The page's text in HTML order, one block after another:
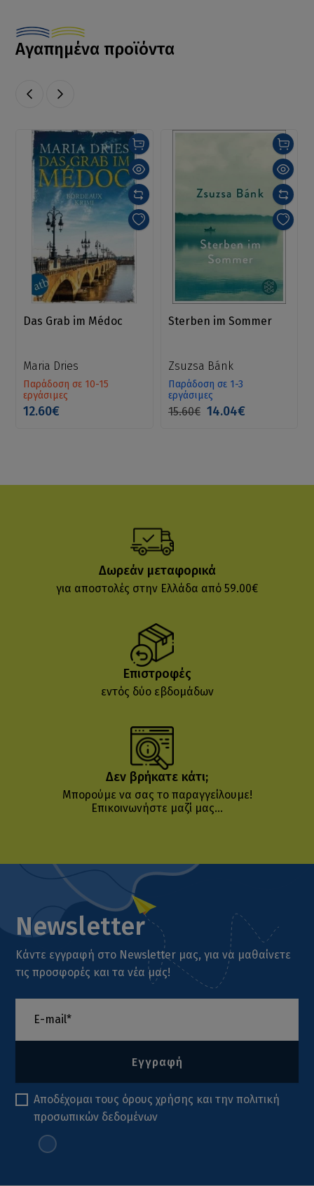
Αγαπημένα προϊόντα
Das Grab im Médoc
Maria Dries
Παράδοση σε 10-15
εργάσιμες
12.60€
Sterben im Sommer
Zsuzsa Bánk
Παράδοση σε 1-3
εργάσιμες
15.60€ 14.04€
Δωρεάν μεταφορικά
για αποστολές στην Ελλάδα από 59.00€
Επιστροφές
εντός δύο εβδομάδων
Δεν βρήκατε κάτι;
Μπορούμε να σας το παραγγείλουμε!
Επικοινωνήστε μαζί μας...
Newsletter
Κάντε εγγραφή στο Newsletter μας, για να μαθαίνετε
τις προσφορές και τα νέα μας!
Εγγραφή
Αποδέχομαι τους όρους χρήσης και τηνπολιτική
προσωπικών δεδομένων